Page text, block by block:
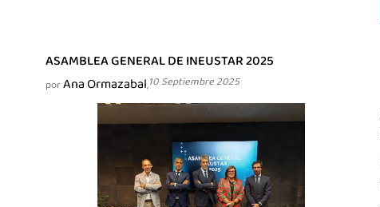
ASAMBLEA GENERAL DE INEUSTAR 2025
porAna Ormazabal,10 Septiembre 2025